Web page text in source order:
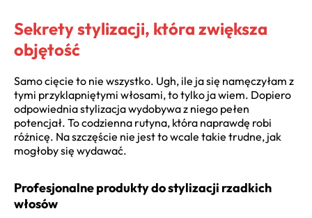
Sekrety stylizacji, która zwiększa
objętość
Samo cięcie to nie wszystko. Ugh, ile ja się namęczyłam z
tymi przyklapniętymi włosami, to tylko ja wiem. Dopiero
odpowiednia stylizacja wydobywa z niego pełen
potencjał. To codzienna rutyna, która naprawdę robi
różnicę. Na szczęście nie jest to wcale takie trudne, jak
mogłoby się wydawać.
Profesjonalne produkty do stylizacji rzadkich
włosów